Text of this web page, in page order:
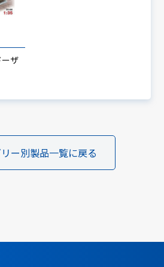
ザ
ー別製品一覧に戻る